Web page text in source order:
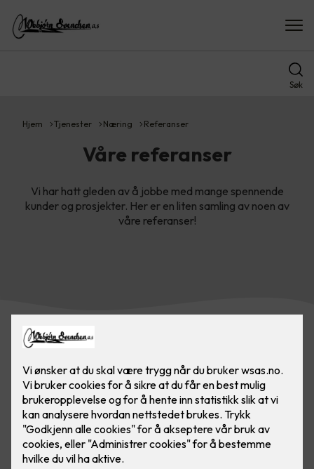
Søk
Hjem Tjenester Næring Referanser
Våre referanser
Vi har hatt gleden av å jobbe med mange spennende
kunder og prosjekter. Her er en liten samling av noen av
våre referanser!